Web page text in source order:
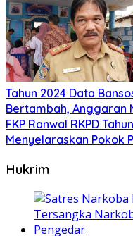
Tahun 2024 Data
Bertambah, Anggaran
FKP Ranwal RKPD
Menyelaraskan Pokok
Hukrim